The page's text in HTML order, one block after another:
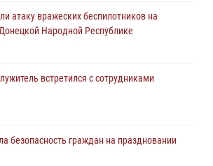
атаку вражеских беспилотников на
Народной Республике
встретился с сотрудниками
безопасность граждан на праздновании